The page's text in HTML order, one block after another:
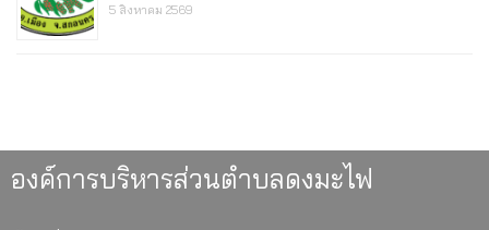
5 สิงหาคม 2569
องค์การบริหารส่วนตำบลดงมะไฟ